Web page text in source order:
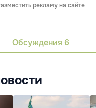
рекламу на сайте
Обсуждения 6